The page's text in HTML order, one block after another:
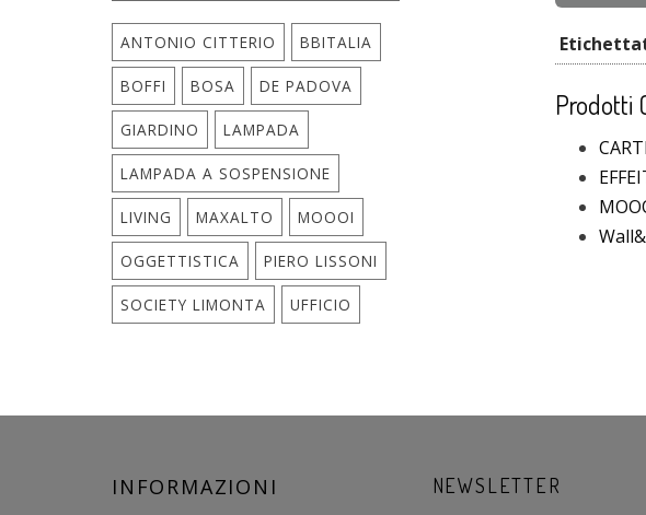
Prodotti
ANTONIO CITTERIO BBITALIA
BOFFI BOSA DE PADOVA
GIARDINO LAMPADA
LAMPADA A SOSPENSIONE
LIVING MAXALTO MOOOI
OGGETTISTICA PIERO LISSONI
SOCIETY LIMONTA UFFICIO
INFORMAZIONI NEWSLETTER